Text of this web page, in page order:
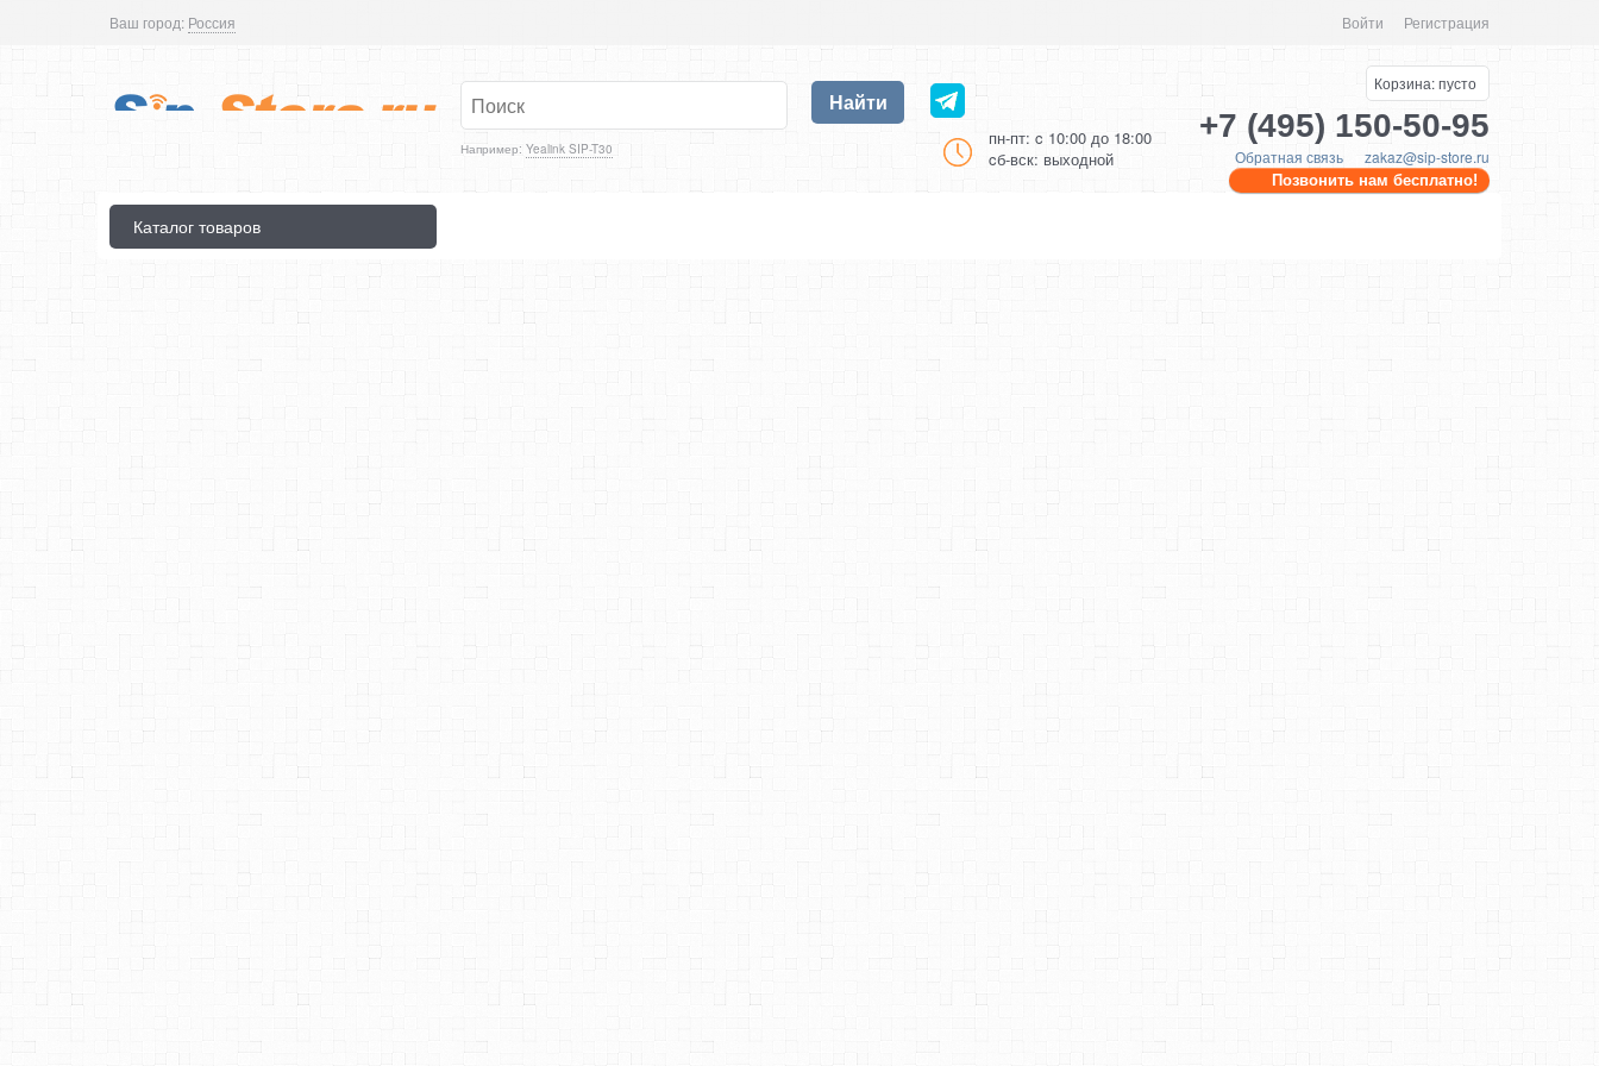
Ваш город: Россия Войти Регистрация
Например: Yealink SIP-T30
Найти
пн-пт: c 10:00 до 18:00
cб-вск: выходной
Корзина:пусто
+7 (495) 150-50-95
Обратная связь zakaz@sip-store.ru
Позвонить нам бесплатно!
Каталог товаров